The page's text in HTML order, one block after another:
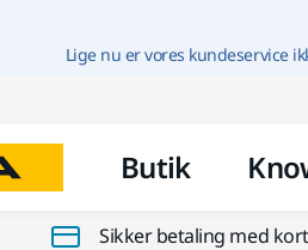
Lige nu er vores kundeservice
Butik
Sikker betaling med kort